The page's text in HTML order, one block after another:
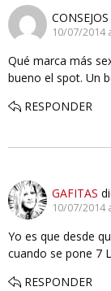
10/07/2014
Qué marca más
bueno el spot. Un
RESPONDER
GAFITAS
10/07/2014
Yo es que desde
cuando se pone 7
RESPONDER